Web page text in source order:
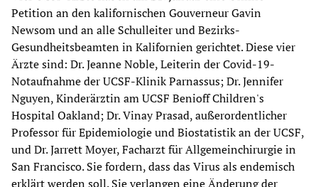
Petition an den kalifornischen Gouverneur Gavin
Newsom und an alle Schulleiter und Bezirks-
Gesundheitsbeamten in Kalifornien gerichtet. Diese vier
Ärzte sind: Dr. Jeanne Noble, Leiterin der Covid-19-
Notaufnahme der UCSF-Klinik Parnassus; Dr. Jennifer
Nguyen, Kinderärztin am UCSF Benioff Children's
Hospital Oakland; Dr. Vinay Prasad, außerordentlicher
Professor für Epidemiologie und Biostatistik an der UCSF,
und Dr. Jarrett Moyer, Facharzt für Allgemeinchirurgie in
San Francisco. Sie fordern, dass das Virus als endemisch
erklärt werden soll. Sie verlangen eine Änderung der